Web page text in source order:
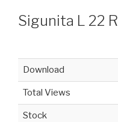
Sigunita L 22 R
Download
Total Views
Stock